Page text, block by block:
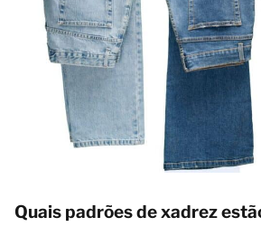
Quais padrões de xadrez